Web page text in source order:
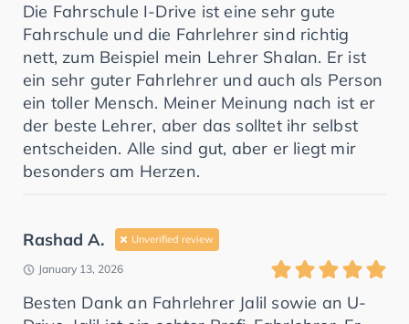
Die Fahrschule I-Drive ist eine sehr gute
Fahrschule und die Fahrlehrer sind richtig
nett, zum Beispiel mein Lehrer Shalan. Er ist
ein sehr guter Fahrlehrer und auch als Person
ein toller Mensch. Meiner Meinung nach ist er
der beste Lehrer, aber das solltet ihr selbst
entscheiden. Alle sind gut, aber er liegt mir
besonders am Herzen.
Rashad A. Unverified review
January 13, 2026
Besten Dank an Fahrlehrer Jalil sowie an U-